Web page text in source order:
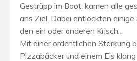
Gestrüpp im Boot, kamen alle
ans Ziel. Dabei entlockten einige
den ein oder anderen Krisch…
Mit einer ordentlichen Stärkung
Pizzabäcker und einem Eis